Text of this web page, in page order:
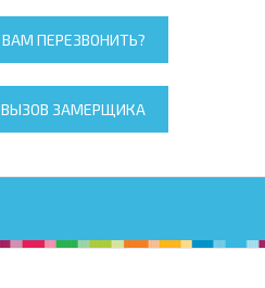
ВАМ ПЕРЕЗВОНИТЬ?
ВЫЗОВ ЗАМЕРЩИКА